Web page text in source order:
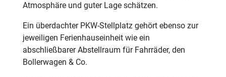
Atmosphäre und guter Lage schätzen.
Ein überdachter PKW-Stellplatz gehört ebenso zur
jeweiligen Ferienhauseinheit wie ein
abschließbarer Abstellraum für Fahrräder, den
Bollerwagen & Co.